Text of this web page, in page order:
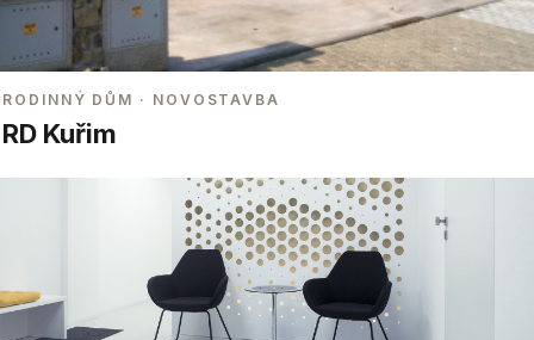
RODINNÝ DŮM · NOVOSTAVBA
RD Kuřim